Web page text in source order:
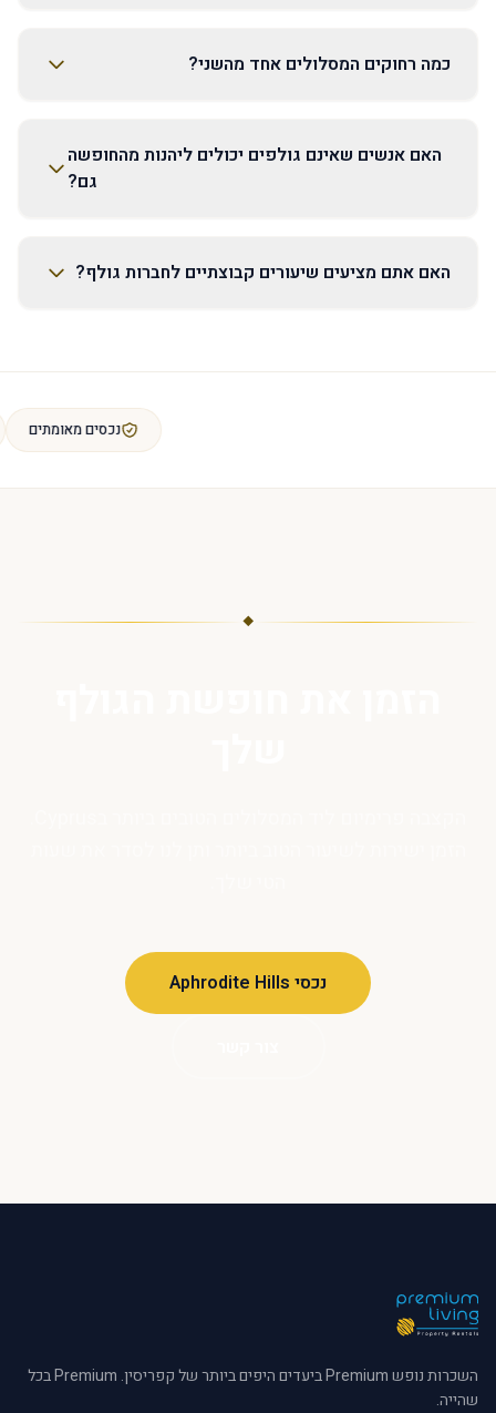
כמה רחוקים המסלולים אחד מהשני?
האם אנשים שאינם גולפים יכולים ליהנות מהחופשה
גם?
האם אתם מציעים שיעורים קבוצתיים לחברות גולף?
נכסים
◆
נכסי Aphrodite Hills
השכרות נופש Premium ביעדים היפים ביותר של קפריסין. Premium בכל
שהייה.